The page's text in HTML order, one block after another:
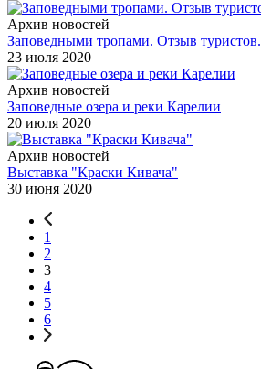
Архив новостей
Заповедными тропами. Отзыв туристов.
23 июля 2020
Архив новостей
Заповедные озера и реки Карелии
20 июля 2020
Архив новостей
Выставка "Краски Кивача"
30 июня 2020
1
2
3
4
5
6